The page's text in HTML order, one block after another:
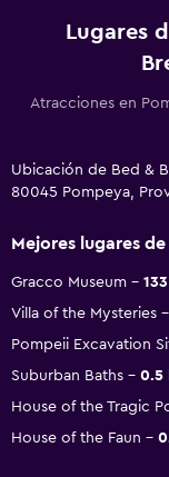
Lugares
Atracciones en
Ubicación de Bed &
80045 Pompeya,
Mejores lugares
Gracco Museum
Villa of the Mysteries
Pompeii Excavation
Suburban Baths
0.5
House of the Tragic
House of the Faun